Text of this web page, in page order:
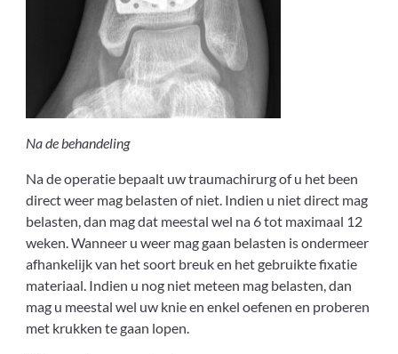
Na de behandeling
Na de operatie bepaalt uw traumachirurg of u het been
direct weer mag belasten of niet. Indien u niet direct mag
belasten, dan mag dat meestal wel na 6 tot maximaal 12
weken. Wanneer u weer mag gaan belasten is ondermeer
afhankelijk van het soort breuk en het gebruikte fixatie
materiaal. Indien u nog niet meteen mag belasten, dan
mag u meestal wel uw knie en enkel oefenen en proberen
met krukken te gaan lopen.